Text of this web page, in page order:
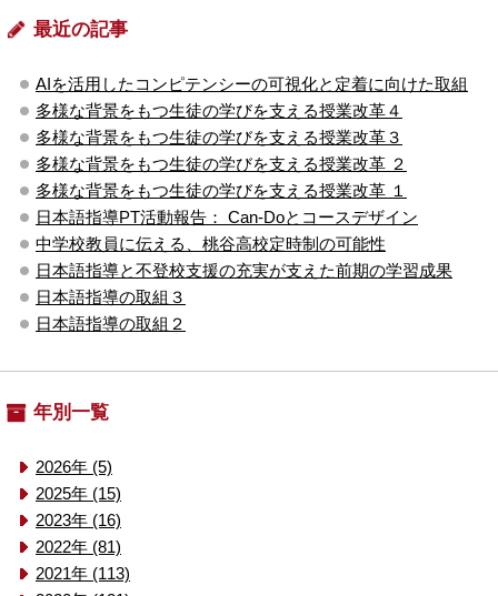
最近の記事
AIを活用したコンピテンシーの可視化と定着に向けた取組
多様な背景をもつ生徒の学びを支える授業改革４
多様な背景をもつ生徒の学びを支える授業改革３
多様な背景をもつ生徒の学びを支える授業改革 ２
多様な背景をもつ生徒の学びを支える授業改革 １
日本語指導PT活動報告： Can-Doとコースデザイン
中学校教員に伝える、桃谷高校定時制の可能性
日本語指導と不登校支援の充実が支えた前期の学習成果
日本語指導の取組３
日本語指導の取組２
年別一覧
2026年 (5)
2025年 (15)
2023年 (16)
2022年 (81)
2021年 (113)